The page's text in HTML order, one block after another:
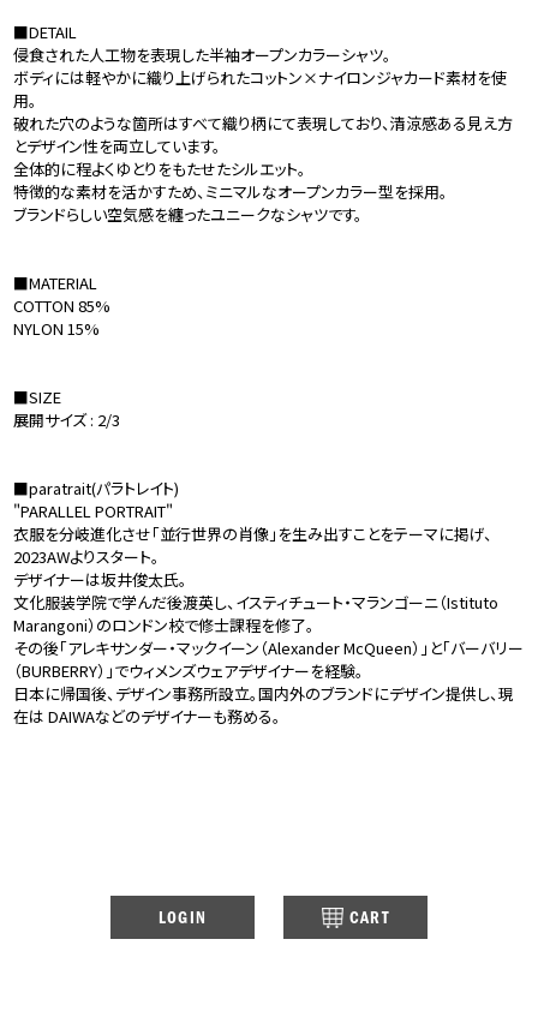
■DETAIL
侵食された人工物を表現した半袖オープンカラーシャツ。
ボディには軽やかに織り上げられたコットン×ナイロンジャカード素材を使
用。
破れた穴のような箇所はすべて織り柄にて表現しており、清涼感ある見え方
とデザイン性を両立しています。
全体的に程よくゆとりをもたせたシルエット。
特徴的な素材を活かすため、ミニマルなオープンカラー型を採用。
ブランドらしい空気感を纏ったユニークなシャツです。
■MATERIAL
COTTON 85%
NYLON 15%
■SIZE
展開サイズ : 2/3
■paratrait(パラトレイト)
"PARALLEL PORTRAIT"
衣服を分岐進化させ「並行世界の肖像」を生み出すことをテーマに掲げ、
2023AWよりスタート。
デザイナーは坂井俊太氏。
文化服装学院で学んだ後渡英し、イスティチュート・マランゴーニ（Istituto
Marangoni）のロンドン校で修士課程を修了。
その後「アレキサンダー・マックイーン（Alexander McQueen）」と「バーバリー
（BURBERRY）」でウィメンズウェアデザイナーを経験。
日本に帰国後、デザイン事務所設立。国内外のブランドにデザイン提供し、現
在は DAIWAなどのデザイナーも務める。
LOGIN CART